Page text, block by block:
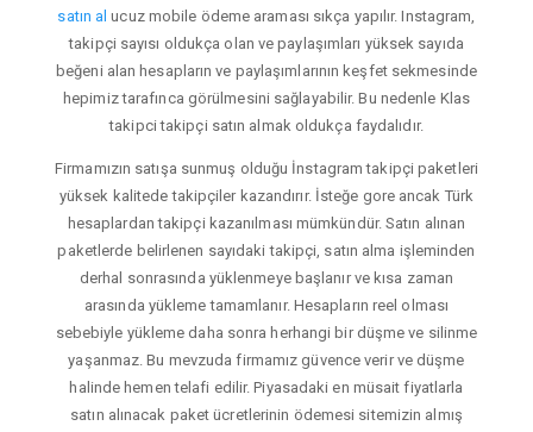
satın al ucuz mobile ödeme araması sıkça yapılır. Instagram,
takipçi sayısı oldukça olan ve paylaşımları yüksek sayıda
beğeni alan hesapların ve paylaşımlarının keşfet sekmesinde
hepimiz tarafınca görülmesini sağlayabilir. Bu nedenle Klas
takipci takipçi satın almak oldukça faydalıdır.
Firmamızın satışa sunmuş olduğu İnstagram takipçi paketleri
yüksek kalitede takipçiler kazandırır. İsteğe gore ancak Türk
hesaplardan takipçi kazanılması mümkündür. Satın alınan
paketlerde belirlenen sayıdaki takipçi, satın alma işleminden
derhal sonrasında yüklenmeye başlanır ve kısa zaman
arasında yükleme tamamlanır. Hesapların reel olması
sebebiyle yükleme daha sonra herhangi bir düşme ve silinme
yaşanmaz. Bu mevzuda firmamız güvence verir ve düşme
halinde hemen telafi edilir. Piyasadaki en müsait fiyatlarla
satın alınacak paket ücretlerinin ödemesi sitemizin almış